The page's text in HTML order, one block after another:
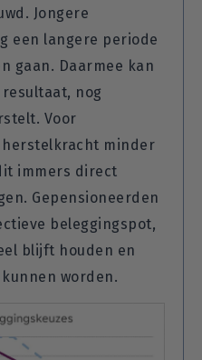
Jongere
een langere periode
gaan. Daarmee kan
nog
Voor
minder
immers direct
Gepensioneerden
beleggingspot,
blijft houden en
worden.